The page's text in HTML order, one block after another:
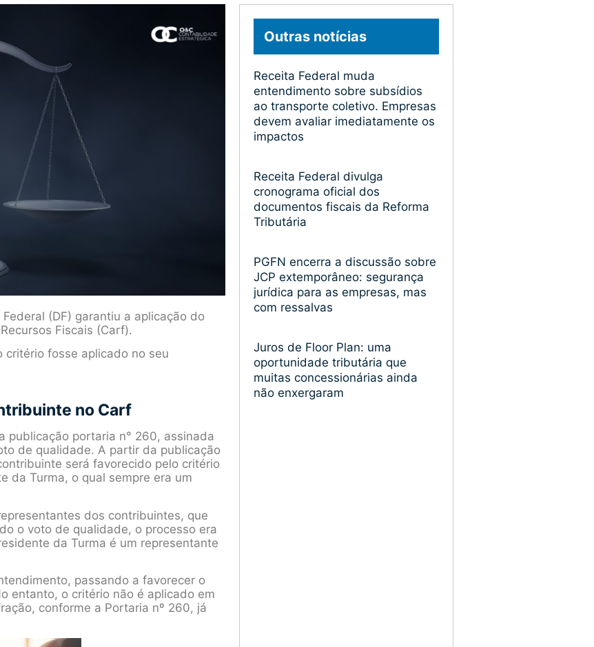
(DF) garantiu a aplicação do
Fiscais (Carf).
fosse aplicado no seu
no Carf
portaria n° 260, assinada
de qualidade. A partir da publicação
será favorecido pelo critério
Turma, o qual sempre era um
dos contribuintes, que
o voto de qualidade, o processo era
da Turma é um representante
passando a favorecer o
entanto, o critério não é aplicado em
conforme a Portaria nº 260, já
Outras notícias
Receita Federal muda
entendimento sobre subsídios
ao transporte coletivo. Empresas
devem avaliar imediatamente os
impactos
Receita Federal divulga
cronograma oficial dos
documentos fiscais da Reforma
Tributária
PGFN encerra a discussão sobre
JCP extemporâneo: segurança
jurídica para as empresas, mas
com ressalvas
Juros de Floor Plan: uma
oportunidade tributária que
muitas concessionárias ainda
não enxergaram